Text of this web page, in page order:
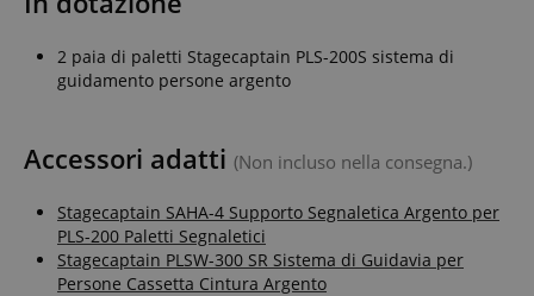
2 paia di paletti Stagecaptain PLS-200S sistema di
guidamento persone argento
Accessori adatti (Non incluso nella consegna.)
Stagecaptain SAHA-4 Supporto Segnaletica Argento per
PLS-200 Paletti Segnaletici
Stagecaptain PLSW-300 SR Sistema di Guidavia per
Persone Cassetta Cintura Argento